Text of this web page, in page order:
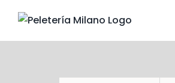
content